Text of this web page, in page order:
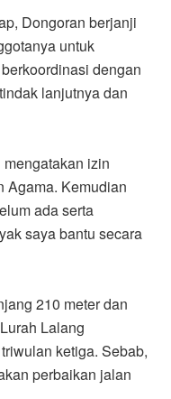
Dongoran berjanji
untuk
dengan
lanjutnya dan
izin
Agama. Kemudian
ada serta
saya bantu secara
210 meter dan
Lalang
ketiga. Sebab,
perbaikan jalan